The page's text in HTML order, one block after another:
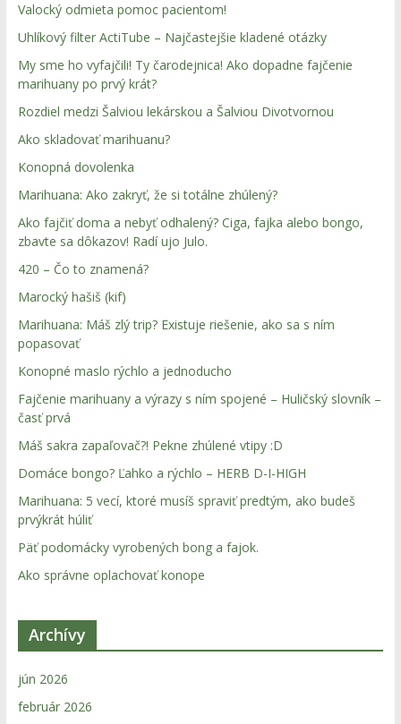
Valocký odmieta pomoc pacientom!
Uhlíkový filter ActiTube – Najčastejšie kladené otázky
My sme ho vyfajčili! Ty čarodejnica! Ako dopadne fajčenie
marihuany po prvý krát?
Rozdiel medzi Šalviou lekárskou a Šalviou Divotvornou
Ako skladovať marihuanu?
Konopná dovolenka
Marihuana: Ako zakryť, že si totálne zhúlený?
Ako fajčiť doma a nebyť odhalený? Ciga, fajka alebo bongo,
zbavte sa dôkazov! Radí ujo Julo.
420 – Čo to znamená?
Marocký hašiš (kif)
Marihuana: Máš zlý trip? Existuje riešenie, ako sa s ním
popasovať
Konopné maslo rýchlo a jednoducho
Fajčenie marihuany a výrazy s ním spojené – Huličský slovník –
časť prvá
Máš sakra zapaľovač?! Pekne zhúlené vtipy :D
Domáce bongo? Ľahko a rýchlo – HERB D-I-HIGH
Marihuana: 5 vecí, ktoré musíš spraviť predtým, ako budeš
prvýkrát húliť
Päť podomácky vyrobených bong a fajok.
Ako správne oplachovať konope
Archívy
jún 2026
február 2026